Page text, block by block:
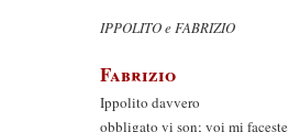
IPPOLITO e FABRIZIO
Fabrizio
Ippolito davvero
obbligato vi son; voi mi faceste